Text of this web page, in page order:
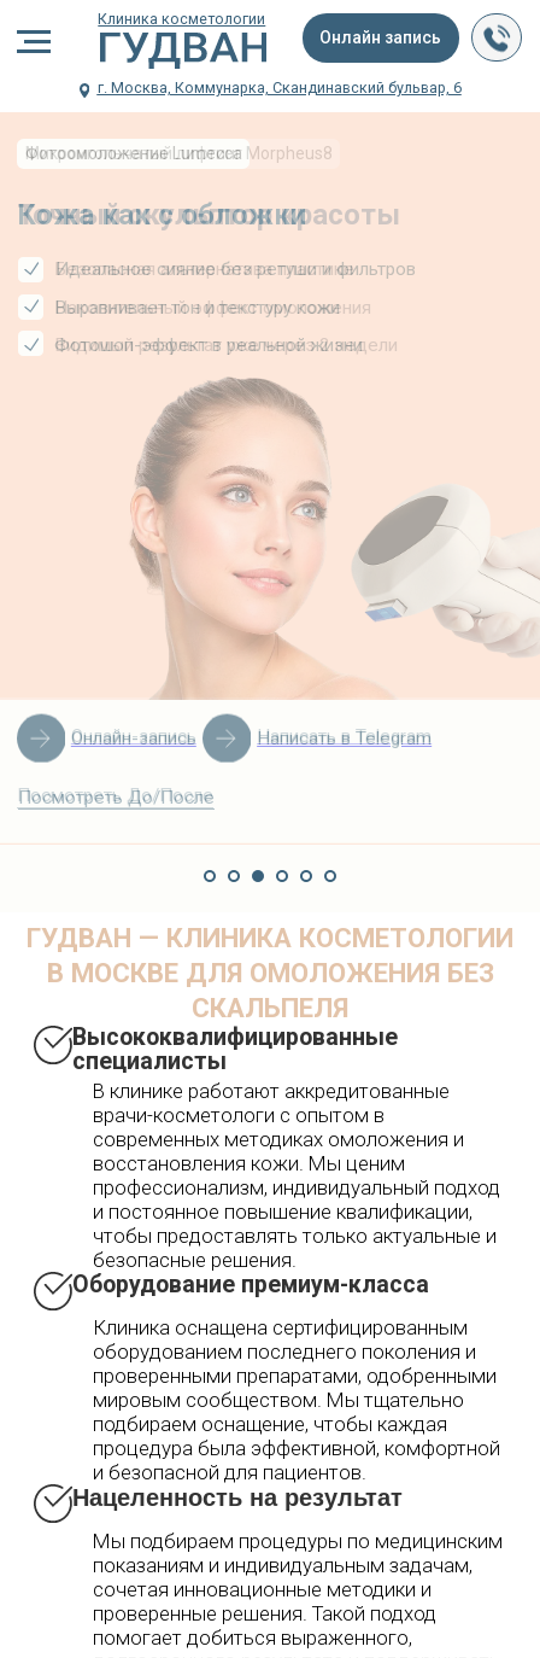
Онлайн запись
г. Москва, Коммунарка, Скандинавский бульвар, 6
Клиника косметологии
Точный скульптор красоты
Накопительный эффект омоложения
Онлайн-запись Написать в Telegram
Посмотреть До/После
Онлайн-запись
Посмотреть До/После
ГУДВАН — КЛИНИКА КОСМЕТОЛОГИИ
В МОСКВЕ ДЛЯ ОМОЛОЖЕНИЯ БЕЗ
СКАЛЬПЕЛЯ
Высококвалифицированные
специалисты
врачи-косметологи с опытом в
современных методиках омоложения и
профессионализм, индивидуальный подход
чтобы предоставлять только актуальные и
Клиника оснащена сертифицированным
оборудованием последнего поколения и
проверенными препаратами, одобренными
мировым сообществом. Мы тщательно
подбираем оснащение, чтобы каждая
процедура была эффективной, комфортной
и безопасной для пациентов.
Нацеленность на результат
Мы подбираем процедуры по медицинским
показаниям и индивидуальным задачам,
сочетая инновационные методики и
проверенные решения. Такой подход
помогает добиться выраженного,
долгосрочного результата и поддерживать
здоровье кожи на высшем уровне.
Знакомство с
комбинированная
чистка лица 3 900 ₽
Диагностическая
консультация —
бесплатно
Подробнее
Записаться в Telegram
Подробнее
Записаться в Telegram
СПЕЦПРЕДЛОЖЕНИЯ МЕСЯЦА